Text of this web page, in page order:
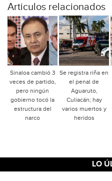
Articulos relacionados
Sinaloa cambió 3
veces de partido,
pero ningún
gobierno tocó la
estructura del
narco
Se registra riña en
el penal de
Aguaruto,
Culiacán; hay
varios muertos y
heridos
LO